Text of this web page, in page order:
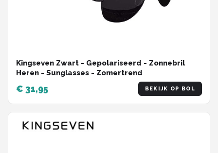
Kingseven Zwart - Gepolariseerd - Zonnebril
Heren - Sunglasses - Zomertrend
€ 31,95 BEKIJK OP BOL